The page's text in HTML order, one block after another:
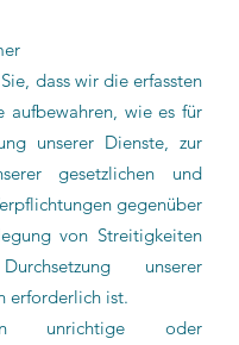
dass wir die erfassten
aufbewahren, wie es für
unserer Dienste, zur
gesetzlichen und
gegenüber
von Streitigkeiten
unserer
erforderlich ist.
unrichtige oder